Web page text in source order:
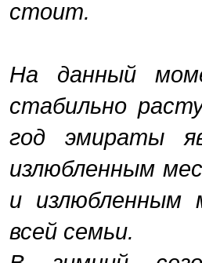
стоит.
На данный
стабильно
год эмираты
излюбленным
и излюбленным
всей семьи.